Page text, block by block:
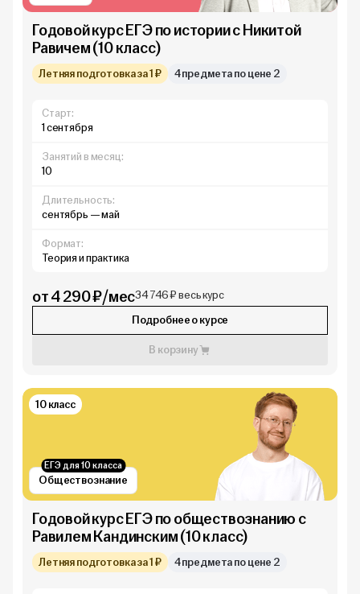
Годовой курс ЕГЭ по истории с Никитой
Равичем (10 класс)
Летняя подготовка за 1 ₽ 4 предмета по цене 2
Старт:
1 сентября
Занятий в месяц:
10
Длительность:
сентябрь — май
Формат:
Теория и практика
от 4 290 ₽/мес34 746 ₽ весь курс
Подробнее о курсе
В корзину
Обществознание
ЕГЭ для 10 класса
10 класс
Годовой курс ЕГЭ по обществознанию с
Равилем Кандинским (10 класс)
Летняя подготовка за 1 ₽ 4 предмета по цене 2